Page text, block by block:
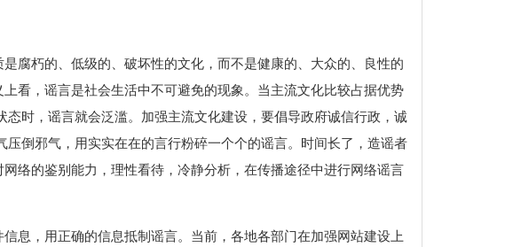
腐朽的、低级的、破坏性的文化，而不是健康的、大众的、良性的
看，谣言是社会生活中不可避免的现象。当主流文化比较占据优势
时，谣言就会泛滥。加强主流文化建设，要倡导政府诚信行政，诚
倒邪气，用实实在在的言行粉碎一个个的谣言。时间长了，造谣者
络的鉴别能力，理性看待，冷静分析，在传播途径中进行网络谣言
息，用正确的信息抵制谣言。当前，各地各部门在加强网站建设上